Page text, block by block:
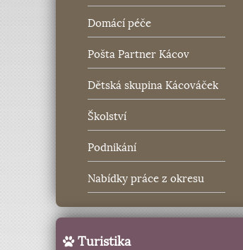
Domácí péče
Pošta Partner Kácov
Dětská skupina Kácováček
Školství
Podnikání
Nabídky práce z okresu
Turistika